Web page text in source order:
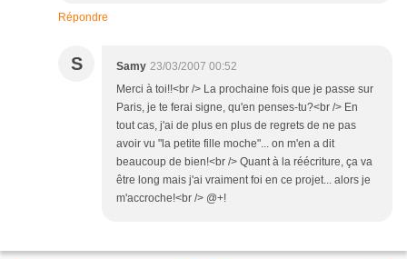
Répondre
S Samy 23/03/2007 00:52
Merci à toi!!<br /> La prochaine fois que je passe sur
Paris, je te ferai signe, qu'en penses-tu?<br /> En
tout cas, j'ai de plus en plus de regrets de ne pas
avoir vu "la petite fille moche"... on m'en a dit
beaucoup de bien!<br /> Quant à la réécriture, ça va
être long mais j'ai vraiment foi en ce projet... alors je
m'accroche!<br /> @+!